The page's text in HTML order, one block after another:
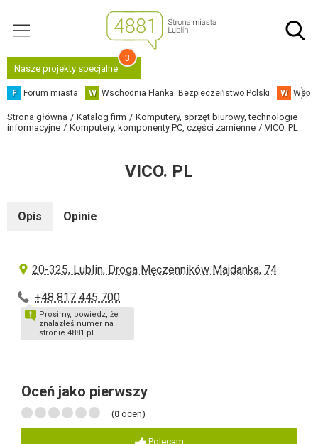
Nasze projekty specjalne
3
F Forum miasta W Wschodnia Flanka: Bezpieczeństwo Polski W
Strona główna Katalog firm
Komputery, sprzęt biurowy, technologie
informacyjne
Komputery, komponenty PC, części zamienne VICO. PL
VICO. PL
Opis Opinie
20-325, Lublin, Droga Męczenników Majdanka, 74
+48 817 445 700
Prosimy, powiedz, że
znalazłeś numer na
stronie 4881.pl
Oceń jako pierwszy
(0 ocen)
Polecam